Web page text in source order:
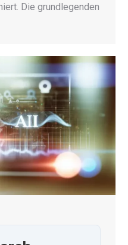
Die grundlegenden